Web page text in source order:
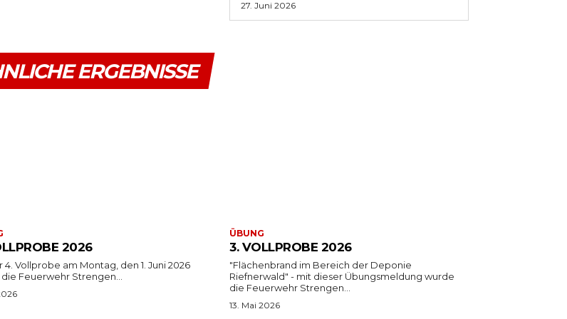
27. Juni 2026
ERGEBNISSE
2026
4. Vollprobe am Montag, den 1. Juni 2026
Feuerwehr Strengen...
ÜBUNG
3. VOLLPROBE 2026
"Flächenbrand im Bereich der Deponie
Riefnerwald" - mit dieser Übungsmeldung wurde
die Feuerwehr Strengen...
13. Mai 2026